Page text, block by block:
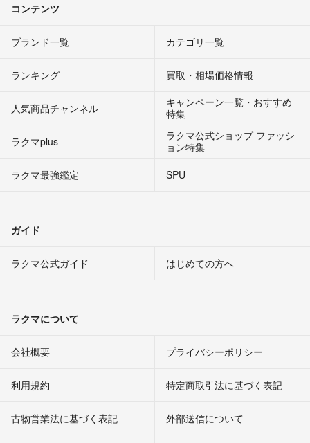
コンテンツ
ブランド一覧 カテゴリ一覧
ランキング 買取・相場価格情報
人気商品チャンネル
キャンペーン一覧・おすすめ
特集
ラクマplus
ラクマ公式ショップ ファッシ
ョン特集
ラクマ最強鑑定
SPU
ガイド
ラクマ公式ガイド はじめての方へ
ラクマについて
会社概要 プライバシーポリシー
利用規約 特定商取引法に基づく表記
古物営業法に基づく表記 外部送信について